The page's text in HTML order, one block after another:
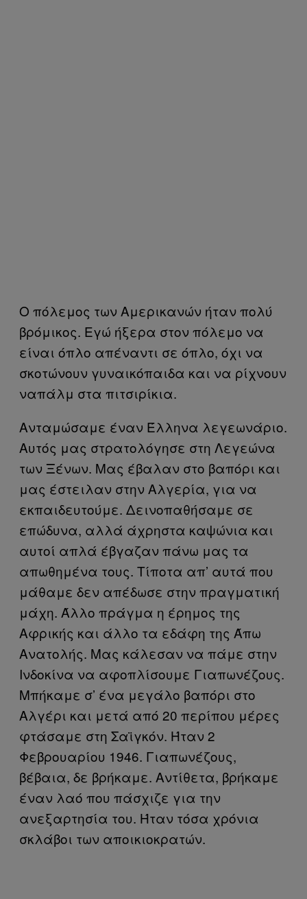
Ο πόλεμος των Αμερικανών ήταν πολύ
βρόμικος. Εγώ ήξερα στον πόλεμο να
είναι όπλο απέναντι σε όπλο, όχι να
σκοτώνουν γυναικόπαιδα και να ρίχνουν
ναπάλμ στα πιτσιρίκια.
Ανταμώσαμε έναν Έλληνα λεγεωνάριο.
Αυτός μας στρατολόγησε στη Λεγεώνα
των Ξένων. Μας έβαλαν στο βαπόρι και
μας έστειλαν στην Αλγερία, για να
εκπαιδευτούμε. Δεινοπαθήσαμε σε
επώδυνα, αλλά άχρηστα καψώνια και
αυτοί απλά έβγαζαν πάνω μας τα
απωθημένα τους. Τίποτα απ’ αυτά που
μάθαμε δεν απέδωσε στην πραγματική
μάχη. Άλλο πράγμα η έρημος της
Αφρικής και άλλο τα εδάφη της Άπω
Ανατολής. Μας κάλεσαν να πάμε στην
Ινδοκίνα να αφοπλίσουμε Γιαπωνέζους.
Μπήκαμε σ’ ένα μεγάλο βαπόρι στο
Αλγέρι και μετά από 20 περίπου μέρες
φτάσαμε στη Σαϊγκόν. Ήταν 2
Φεβρουαρίου 1946. Γιαπωνέζους,
βέβαια, δε βρήκαμε. Αντίθετα, βρήκαμε
έναν λαό που πάσχιζε για την
ανεξαρτησία του. Ήταν τόσα χρόνια
σκλάβοι των αποικιοκρατών.